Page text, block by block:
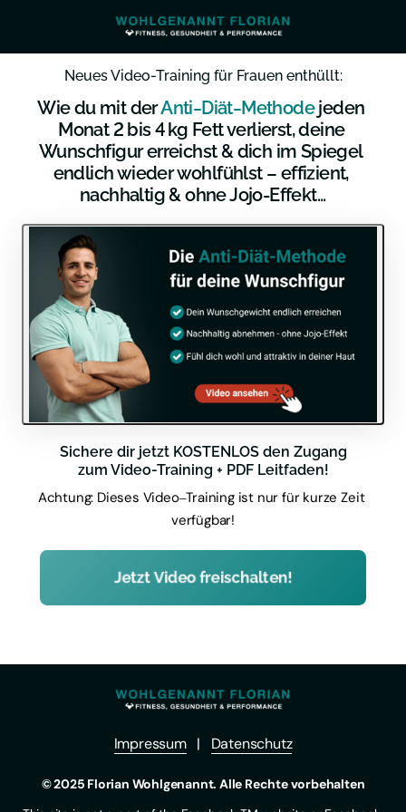
Neues Video-Training für Frauen enthüllt:
Wie du mit der Anti‒Diät‒Methode jeden
Monat 2 bis 4 kg Fett verlierst, deine
Wunschfigur erreichst & dich im Spiegel
endlich wieder wohlfühlst – effizient,
nachhaltig & ohne Jojo-Effekt...
Sichere dir jetzt KOSTENLOS den Zugang
zum Video-Training + PDF Leitfaden!
Achtung: Dieses Video‒Training ist nur für kurze
Zeit
verfügbar!
Jetzt Video freischalten!
Impressum
   |
Datenschutz
© 2025 Florian Wohlgenannt. Alle Rechte vorbehalten